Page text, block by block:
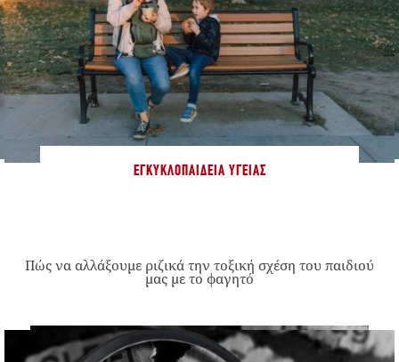
ΕΓΚΥΚΛΟΠΑΊΔΕΙΑ ΥΓΕΊΑΣ
Πώς να αλλάξουμε ριζικά την τοξική σχέση του παιδιού
μας με το φαγητό